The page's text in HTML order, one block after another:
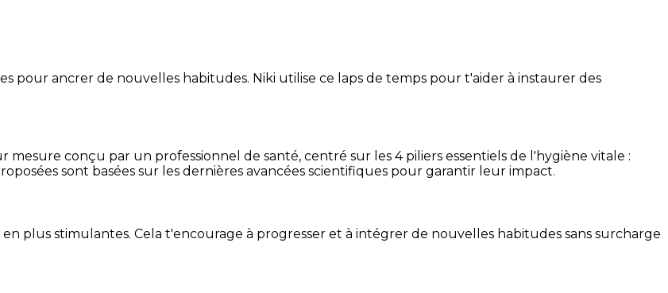
pour ancrer de nouvelles habitudes. Niki utilise ce laps de temps pour t'aider à instaurer des
conçu par un professionnel de santé, centré sur les 4 piliers essentiels de l'hygiène vitale :
sont basées sur les dernières avancées scientifiques pour garantir leur impact.
plus stimulantes. Cela t'encourage à progresser et à intégrer de nouvelles habitudes sans surcharge